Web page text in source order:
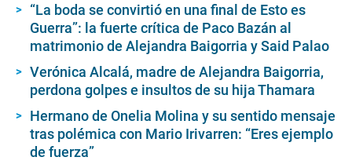
“La boda se convirtió en una final de Esto es
Guerra”: la fuerte crítica de Paco Bazán al
matrimonio de Alejandra Baigorria y Said Palao
Verónica Alcalá, madre de Alejandra Baigorria,
perdona golpes e insultos de su hija Thamara
Hermano de Onelia Molina y su sentido mensaje
tras polémica con Mario Irivarren: “Eres ejemplo
de fuerza”